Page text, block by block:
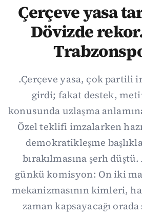
Çerçeve yasa
Dövizde
.Çerçeve yasa, çok partili
girdi; fakat destek,
konusunda uzlaşma
Özel teklifi imzalarken
demokratikleşme
bırakılmasına şerh
günkü komisyon: On iki
mekanizmasının kimleri,
zaman kapsayacağı